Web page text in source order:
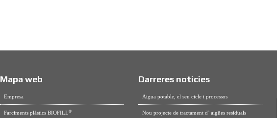
Mapa web
Empresa
Farciments plàstics BIOFILL®
Darreres noticies
Aigua potable, el seu cicle i processos
Nou projecte de tractament d’ aigües residuals